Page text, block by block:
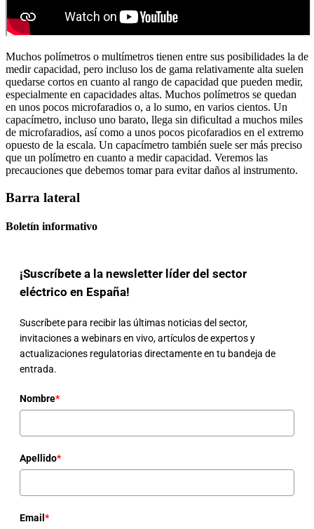
Muchos polímetros o multímetros tienen entre sus posibilidades la de
medir capacidad, pero incluso los de gama relativamente alta suelen
quedarse cortos en cuanto al rango de capacidad que pueden medir,
especialmente en capacidades altas. Muchos polímetros se quedan
en unos pocos microfaradios o, a lo sumo, en varios cientos. Un
capacímetro, incluso uno barato, llega sin dificultad a muchos miles
de microfaradios, así como a unos pocos picofaradios en el extremo
opuesto de la escala. Un capacímetro también suele ser más preciso
que un polímetro en cuanto a medir capacidad. Veremos las
precauciones que debemos tomar para evitar daños al instrumento.
Barra lateral
Boletín informativo
¡Suscríbete a la newsletter líder del sector
eléctrico en España!
Suscríbete para recibir las últimas noticias del sector,
invitaciones a webinars en vivo, artículos de expertos y
actualizaciones regulatorias directamente en tu bandeja de
entrada.
Nombre*
Apellido*
Email *